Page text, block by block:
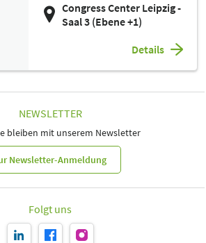
Congress Center Leipzig -
Saal 3 (Ebene +1)
Details
NEWSLETTER
bleiben mit unserem Newsletter
Newsletter-Anmeldung
Folgt uns